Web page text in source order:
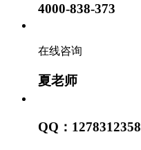
4000-838-373
在线咨询
夏老师
QQ：1278312358